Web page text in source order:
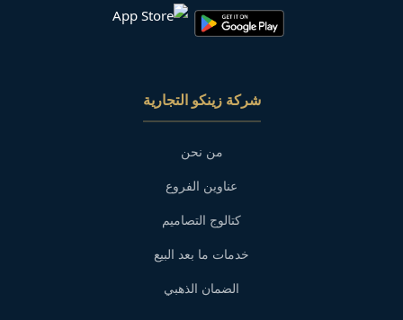
شركة زينكو التجارية
من نحن
عناوين الفروع
كتالوج التصاميم
خدمات ما بعد البيع
الضمان الذهبي